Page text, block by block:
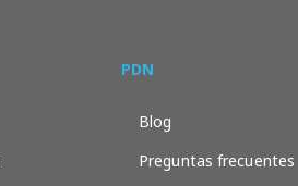
PDN
Blog
Preguntas frecuentes